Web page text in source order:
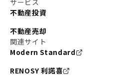
サービス
不動産投資
不動産売却
関連サイト
Modern Standard
RENOSY 利諾喜